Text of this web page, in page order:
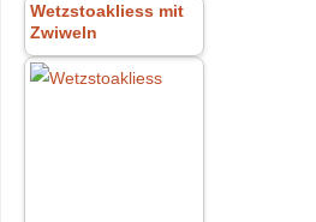
Wetzstoakliess mit
Zwiweln